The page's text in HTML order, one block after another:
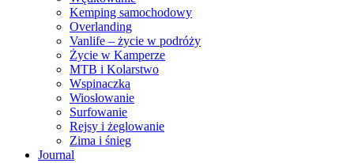
Kemping samochodowy
Overlanding
Vanlife – życie w podróży
Życie w Kamperze
MTB i Kolarstwo
Wspinaczka
Wiosłowanie
Surfowanie
Rejsy i żeglowanie
Zima i śnieg
Journal